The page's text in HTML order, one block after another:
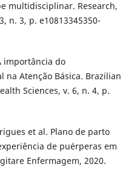
multidisciplinar. Research,
n. 3, p. e10813345350-
importância do
Atenção Básica. Brazilian
Sciences, v. 6, n. 4, p.
et al. Plano de parto
de puérperas em
Enfermagem, 2020.